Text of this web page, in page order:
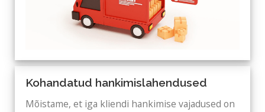
Kohandatud hankimislahendused
Mõistame, et iga kliendi hankimise vajadused on